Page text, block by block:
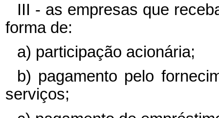
III - as empresas que
forma de:
a) participação acionária;
b) pagamento pelo
serviços;